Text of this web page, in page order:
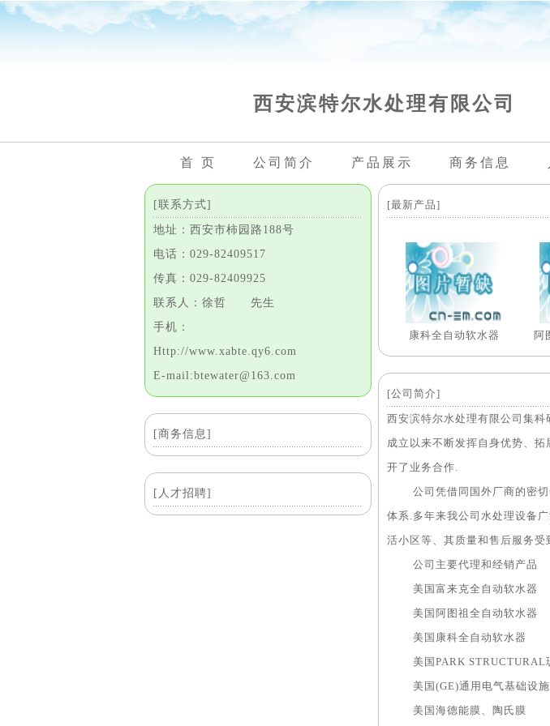
西安滨特尔水处理有限公司
首 页 公司简介 产品展示 商务信息
[联系方式]
地址：西安市柿园路188号
电话：029-82409517
传真：029-82409925
联系人：徐哲 先生
手机：
Http://www.xabte.qy6.com
E-mail:btewater@163.com
[商务信息]
[人才招聘]
[最新产品]
康科全自动软水器 阿
[公司简介]
西安滨特尔水处理有限公司集
成立以来不断发挥自身优势、
开了业务合作.
公司凭借同国外厂商的密切
体系.多年来我公司水处理设备
活小区等、其质量和售后服务受
公司主要代理和经销产品
美国富来克全自动软水器
美国阿图祖全自动软水器
美国康科全自动软水器
美国PARK STRUCTURAL
美国(GE)通用电气基础设施
美国海德能膜、陶氏膜